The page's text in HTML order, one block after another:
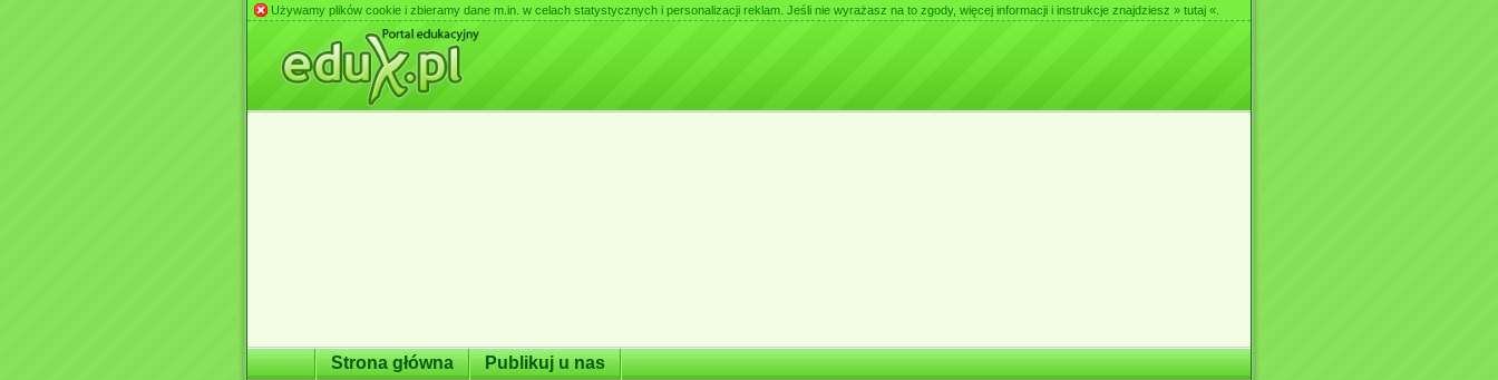
Używamy plików cookie i zbieramy dane m.in. w celach statystycznych i personalizacji reklam. Jeśli nie wyrażasz na to zgody, więcej informacji i instrukcje znajdziesz » tutaj «
Strona główna Publikuj u nas